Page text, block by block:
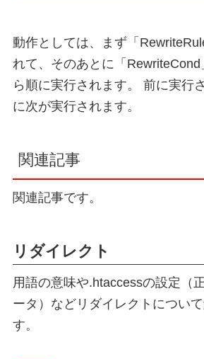
動作としては、まず「
れて、そのあとに「
ら順に実行されます。 前に実行
に次が実行されます。
関連記事
関連記事です。
リダイレクト
用語の意味や.htaccessの設定（
ータ）などリダイレクトについ
す。